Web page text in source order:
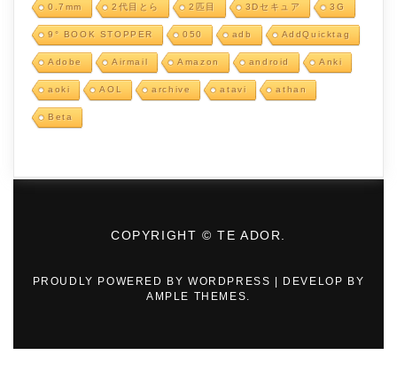
0.7mm 2代目とら 2匹目 3Dセキュア 3G
9° BOOK STOPPER 050 adb AddQuicktag
Adobe Airmail Amazon android Anki
aoki AOL archive atavi athan
Beta
COPYRIGHT © TE ADOR.
PROUDLY POWERED BY WORDPRESS
DEVELOP BY
AMPLE THEMES.